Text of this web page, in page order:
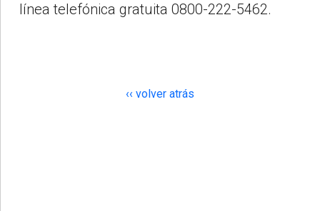
línea telefónica gratuita 0800-222-5462.
‹‹ volver atrás